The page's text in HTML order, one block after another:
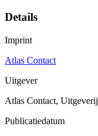
Details
Imprint
Atlas Contact
Uitgever
Atlas Contact, Uitgeverij
Publicatiedatum